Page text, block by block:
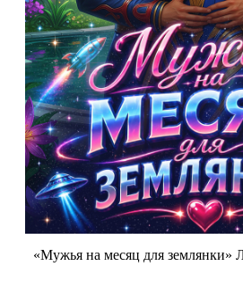
«Мужья на месяц для землянки»